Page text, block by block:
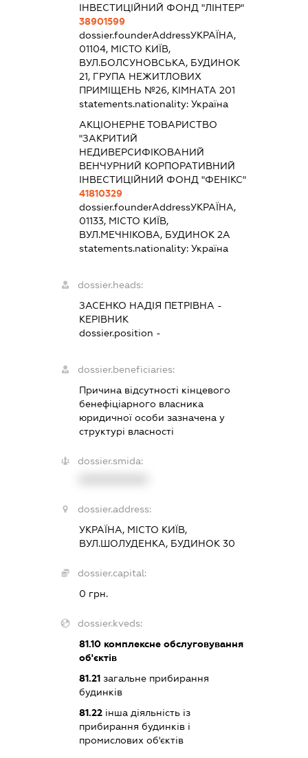
ІНВЕСТИЦІЙНИЙ ФОНД "ЛІНТЕР"
38901599
dossier.founderAddressУКРАЇНА,
01104, МІСТО КИЇВ,
ВУЛ.БОЛСУНОВСЬКА, БУДИНОК
21, ГРУПА НЕЖИТЛОВИХ
ПРИМІЩЕНЬ №26, КІМНАТА 201
statements.nationality: Україна
АКЦІОНЕРНЕ ТОВАРИСТВО
"ЗАКРИТИЙ
НЕДИВЕРСИФІКОВАНИЙ
ВЕНЧУРНИЙ КОРПОРАТИВНИЙ
ІНВЕСТИЦІЙНИЙ ФОНД "ФЕНІКС"
41810329
dossier.founderAddressУКРАЇНА,
01133, МІСТО КИЇВ,
ВУЛ.МЕЧНІКОВА, БУДИНОК 2А
statements.nationality: Україна
dossier.heads:
ЗАСЕНКО НАДІЯ ПЕТРІВНА -
КЕРІВНИК
dossier.position -
dossier.beneficiaries:
Причина відсутності кінцевого
бенефіціарного власника
юридичної особи зазначена у
структурі власності
dossier.smida:
dossier.address:
УКРАЇНА, МІСТО КИЇВ,
ВУЛ.ШОЛУДЕНКА, БУДИНОК 30
dossier.capital:
0 грн.
dossier.kveds:
81.10комплексне обслуговування
об'єктів
81.21загальне прибирання
будинків
81.22інша діяльність із
прибирання будинків і
промислових об'єктів